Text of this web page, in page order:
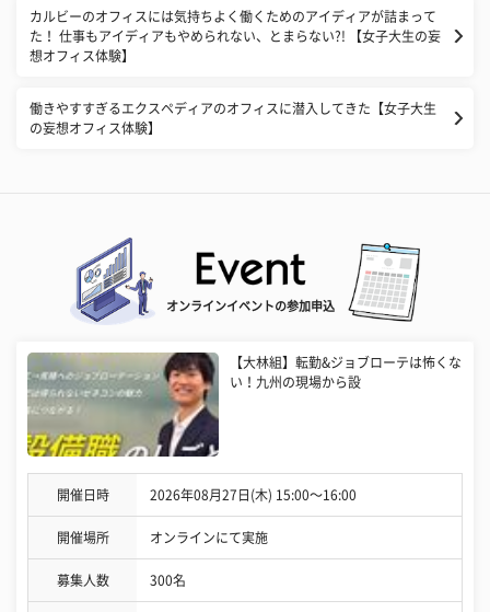
カルビーのオフィスには気持ちよく働くためのアイディアが詰まって
た！ 仕事もアイディアもやめられない、とまらない?! 【女子大生の妄
想オフィス体験】
働きやすすぎるエクスペディアのオフィスに潜入してきた【女子大生
の妄想オフィス体験】
オンラインイベントの参加申込
【大林組】転勤&ジョブローテは怖くな
い！九州の現場から設
開催日時 2026年08月27日(木) 15:00〜16:00
開催場所 オンラインにて実施
募集人数 300名